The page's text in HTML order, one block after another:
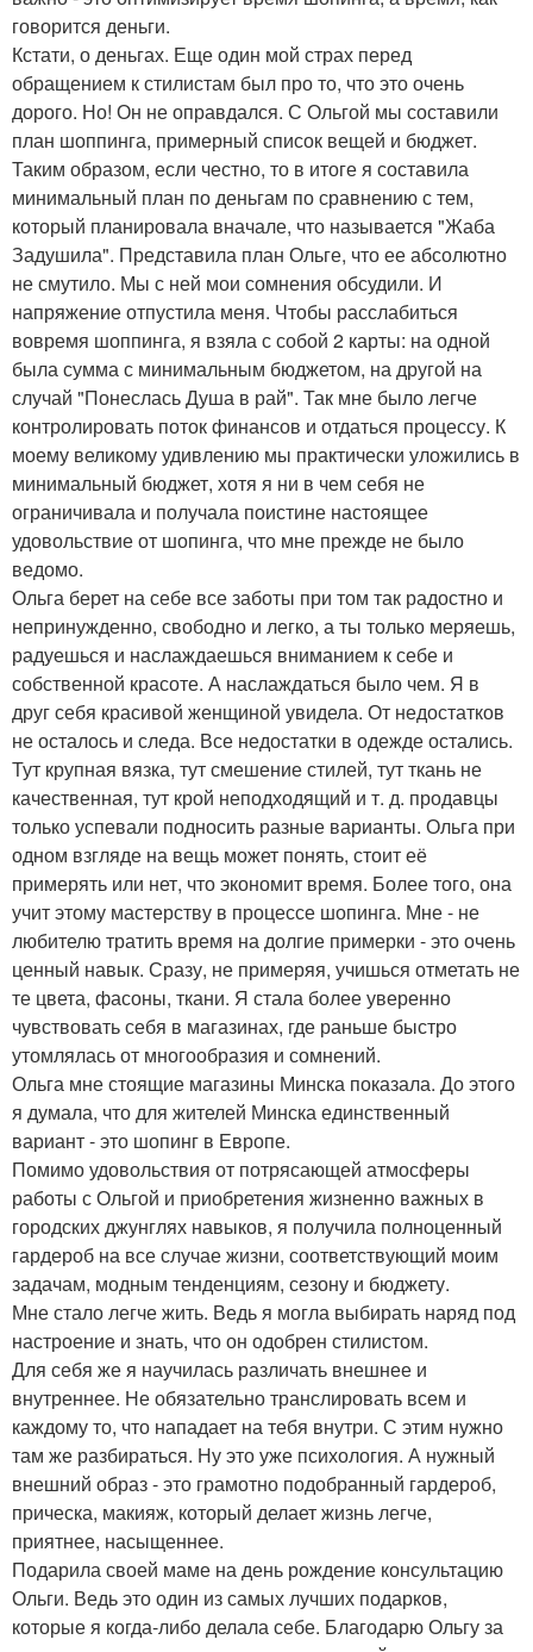
говорится деньги.
Кстати, о деньгах. Еще один мой страх перед
обращением к стилистам был про то, что это очень
дорого. Но! Он не оправдался. С Ольгой мы составили
план шоппинга, примерный список вещей и бюджет.
Таким образом, если честно, то в итоге я составила
минимальный план по деньгам по сравнению с тем,
который планировала вначале, что называется "Жаба
Задушила". Представила план Ольге, что ее абсолютно
не смутило. Мы с ней мои сомнения обсудили. И
напряжение отпустила меня. Чтобы расслабиться
вовремя шоппинга, я взяла с собой 2 карты: на одной
была сумма с минимальным бюджетом, на другой на
случай "Понеслась Душа в рай". Так мне было легче
контролировать поток финансов и отдаться процессу. К
моему великому удивлению мы практически уложились в
минимальный бюджет, хотя я ни в чем себя не
ограничивала и получала поистине настоящее
удовольствие от шопинга, что мне прежде не было
ведомо.
Ольга берет на себе все заботы при том так радостно и
непринужденно, свободно и легко, а ты только меряешь,
радуешься и наслаждаешься вниманием к себе и
собственной красоте. А наслаждаться было чем. Я в
друг себя красивой женщиной увидела. От недостатков
не осталось и следа. Все недостатки в одежде остались.
Тут крупная вязка, тут смешение стилей, тут ткань не
качественная, тут крой неподходящий и т. д. продавцы
только успевали подносить разные варианты. Ольга при
одном взгляде на вещь может понять, стоит её
примерять или нет, что экономит время. Более того, она
учит этому мастерству в процессе шопинга. Мне - не
любителю тратить время на долгие примерки - это очень
ценный навык. Сразу, не примеряя, учишься отметать не
те цвета, фасоны, ткани. Я стала более уверенно
чувствовать себя в магазинах, где раньше быстро
утомлялась от многообразия и сомнений.
Ольга мне стоящие магазины Минска показала. До этого
я думала, что для жителей Минска единственный
вариант - это шопинг в Европе.
Помимо удовольствия от потрясающей атмосферы
работы с Ольгой и приобретения жизненно важных в
городских джунглях навыков, я получила полноценный
гардероб на все случае жизни, соответствующий моим
задачам, модным тенденциям, сезону и бюджету.
Мне стало легче жить. Ведь я могла выбирать наряд под
настроение и знать, что он одобрен стилистом.
Для себя же я научилась различать внешнее и
внутреннее. Не обязательно транслировать всем и
каждому то, что нападает на тебя внутри. С этим нужно
там же разбираться. Ну это уже психология. А нужный
внешний образ - это грамотно подобранный гардероб,
прическа, макияж, который делает жизнь легче,
приятнее, насыщеннее.
Подарила своей маме на день рождение консультацию
Ольги. Ведь это один из самых лучших подарков,
которые я когда-либо делала себе. Благодарю Ольгу за